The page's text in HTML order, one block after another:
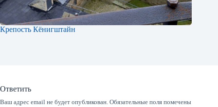
Крепость Кёнигштайн
Ответить
Ваш адрес email не будет опубликован. Обязательные поля помечены